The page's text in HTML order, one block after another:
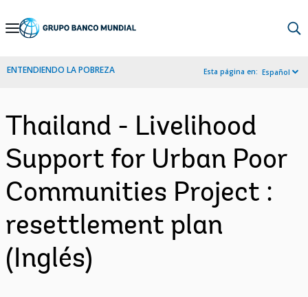
Skip
Navigation
ENTENDIENDO LA POBREZA Esta página en: Español
Thailand - Livelihood
Support for Urban Poor
Communities Project :
resettlement plan
(Inglés)